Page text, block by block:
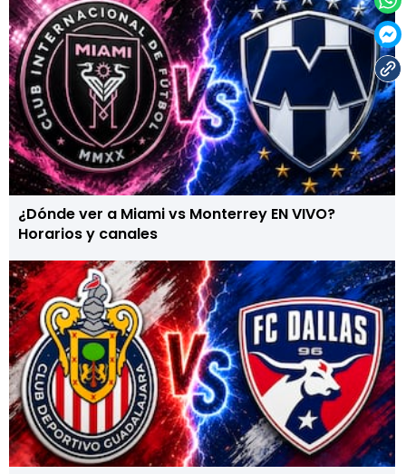
¿Dónde ver a Miami vs Monterrey EN VIVO?
Horarios y canales